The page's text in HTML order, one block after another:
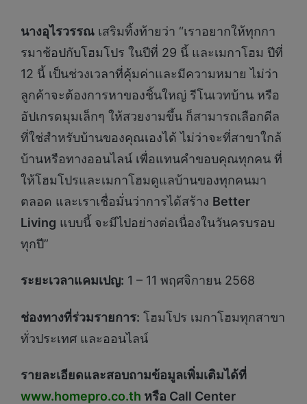
นางอุไรวรรณ เสริมทิ้งท้ายว่า “เราอยากให้ทุกกา
รมาช้อปกับโฮมโปร ในปีที่ 29 นี้ และเมกาโฮม ปีที่
12 นี้ เป็นช่วงเวลาที่คุ้มค่าและมีความหมาย ไม่ว่า
ลูกค้าจะต้องการหาของชิ้นใหญ่ รีโนเวทบ้าน หรือ
อัปเกรดมุมเล็กๆ ให้สวยงามขึ้น ก็สามารถเลือกดีล
ที่ใช่สำหรับบ้านของคุณเองได้ ไม่ว่าจะที่สาขาใกล้
บ้านหรือทางออนไลน์ เพื่อแทนคำขอบคุณทุกคน ที่
ให้โฮมโปรและเมกาโฮมดูแลบ้านของทุกคนมา
ตลอด และเราเชื่อมั่นว่าการได้สร้าง Better
Living แบบนี้ จะมีไปอย่างต่อเนื่องในวันครบรอบ
ทุกปี”
ระยะเวลาแคมเปญ: 1 – 11 พฤศจิกายน 2568
ช่องทางที่ร่วมรายการ: โฮมโปร เมกาโฮมทุกสาขา
ทั่วประเทศ และออนไลน์
รายละเอียดและสอบถามข้อมูลเพิ่มเติมได้ที่
www.homepro.co.th หรือ Call Center